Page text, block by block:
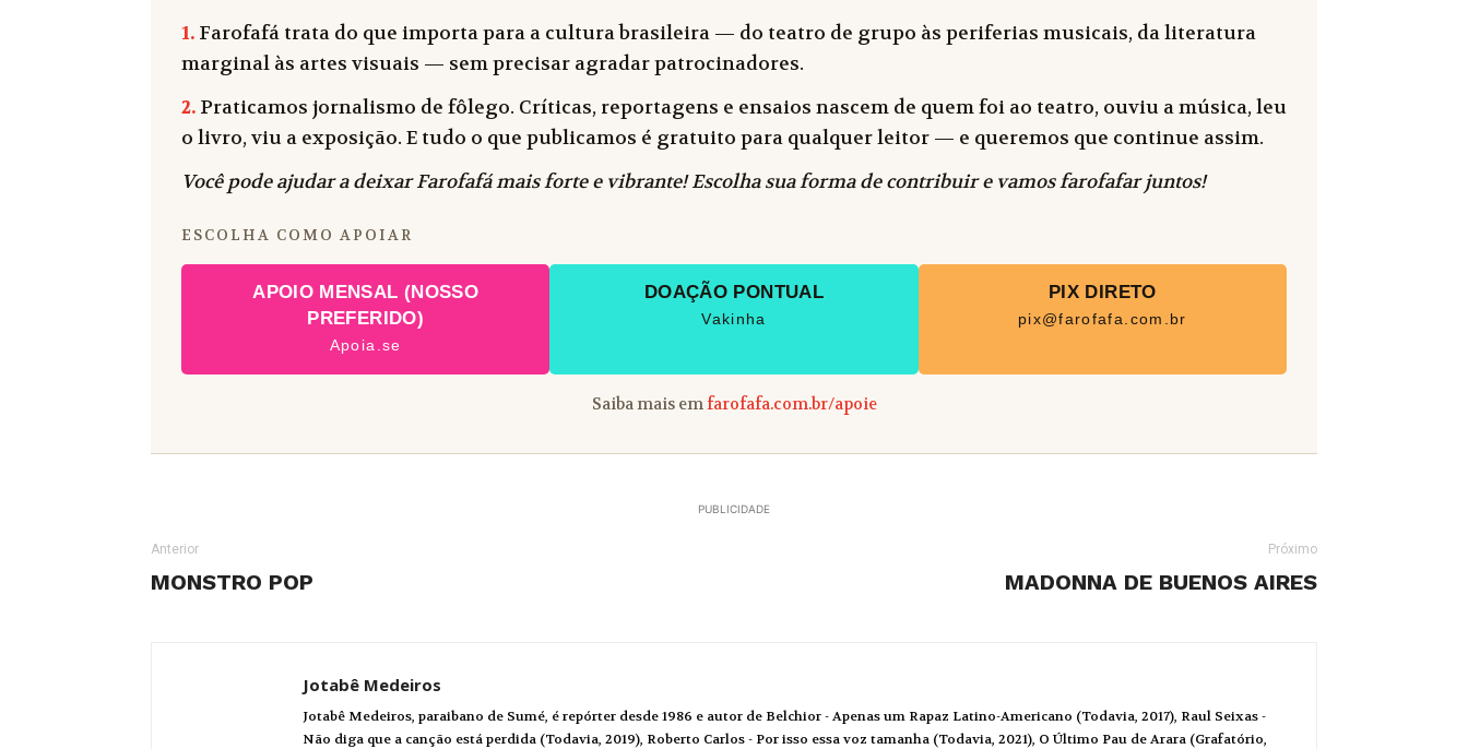
1. Farofafá trata do que importa para a cultura brasileira — do teatro de grupo às periferias musicais, da literatura
marginal às artes visuais — sem precisar agradar patrocinadores.
2. Praticamos jornalismo de fôlego. Críticas, reportagens e ensaios nascem de quem foi ao teatro, ouviu a música, leu
o livro, viu a exposição. E tudo o que publicamos é gratuito para qualquer leitor — e queremos que continue assim.
Você pode ajudar a deixar Farofafá mais forte e vibrante! Escolha sua forma de contribuir e vamos farofafar juntos!
ESCOLHA COMO APOIAR
APOIO MENSAL (NOSSO
PREFERIDO)
Apoia.se
DOAÇÃO PONTUAL
Vakinha
PIX DIRETO
pix@farofafa.com.br
Saiba mais emfarofafa.com.br/apoie
PUBLICIDADE
Anterior
MONSTRO POP
Próximo
MADONNA DE BUENOS AIRES
Jotabê Medeiros
Jotabê Medeiros, paraibano de Sumé, é repórter desde 1986 e autor de Belchior - Apenas um Rapaz Latino-Americano (Todavia, 2017), Raul Seixas -
Não diga que a canção está perdida (Todavia, 2019), Roberto Carlos - Por isso essa voz tamanha (Todavia, 2021), O Último Pau de Arara (Grafatório,